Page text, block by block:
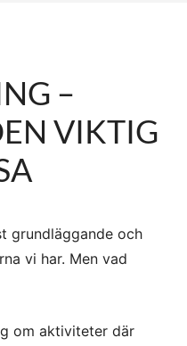
–
VIKTIG
grundläggande och
vi har. Men vad
om aktiviteter där